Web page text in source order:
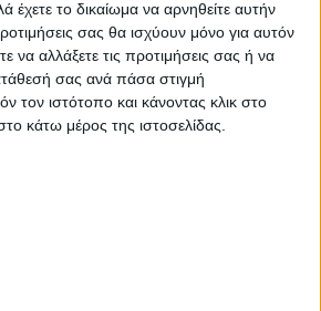
έχετε το δικαίωμα να αρνηθείτε αυτήν
σας θα ισχύουν μόνο για αυτόν
να αλλάξετε τις προτιμήσεις σας ή να
σας ανά πάσα στιγμή
τον ιστότοπο και κάνοντας κλικ στο
κάτω μέρος της ιστοσελίδας.
ΝΕΟΣ ΑΓΩΝ
https://neosagon.gr